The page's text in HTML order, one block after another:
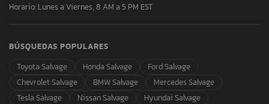
Horario: Lunes a Viernes, 8 AM a 5 PM EST
BÚSQUEDAS POPULARES
Toyota Salvage
Honda Salvage
Ford Salvage
Chevrolet Salvage
BMW Salvage
Mercedes Salvage
Tesla Salvage
Nissan Salvage
Hyundai Salvage